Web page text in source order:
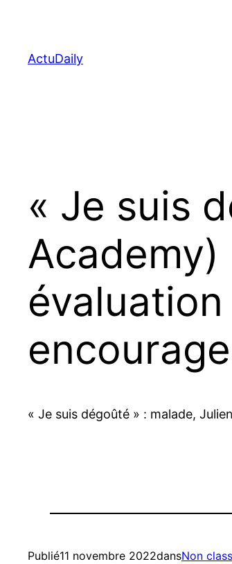
contenu
ActuDaily
« Je suis
« Je suis dégoûté » : malade,
Publié11 novembre 2022dansNon